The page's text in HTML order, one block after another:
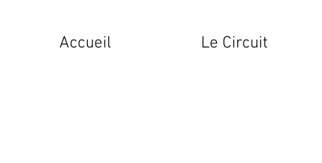
Accueil Le Circuit